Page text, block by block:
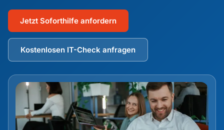
IT für Ärzte & Ordinationen
IT-Systemhaus
FAQ – Häufige Fragen
Partner & Zertifikate
Kontakt & Anfahrt
Jetzt Soforthilfe anfordern
Kostenlosen IT-Check anfragen